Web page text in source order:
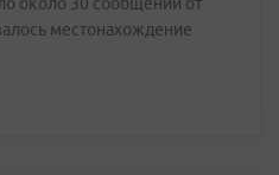
местонахождение